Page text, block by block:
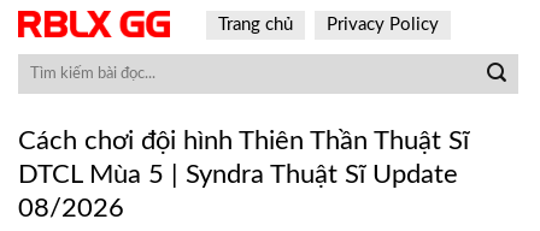
Skip
content
Trang chủ Privacy Policy
Cách chơi đội hình Thiên Thần Thuật Sĩ
DTCL Mùa 5 | Syndra Thuật Sĩ Update
08/2026